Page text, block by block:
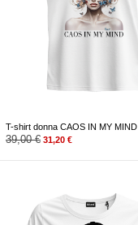
T-shirt donna CAOS IN MY MIND
39,00€ 31,20 €